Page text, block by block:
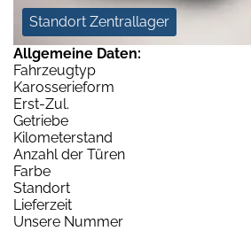
Standort Zentrallager
Allgemeine Daten:
Fahrzeugtyp
Karosserieform
Erst-Zul.
Getriebe
Kilometerstand
Anzahl der Türen
Farbe
Standort
Lieferzeit
Unsere Nummer